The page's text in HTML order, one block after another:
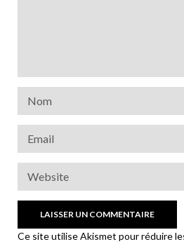
Ce site utilise Akismet pour réduire